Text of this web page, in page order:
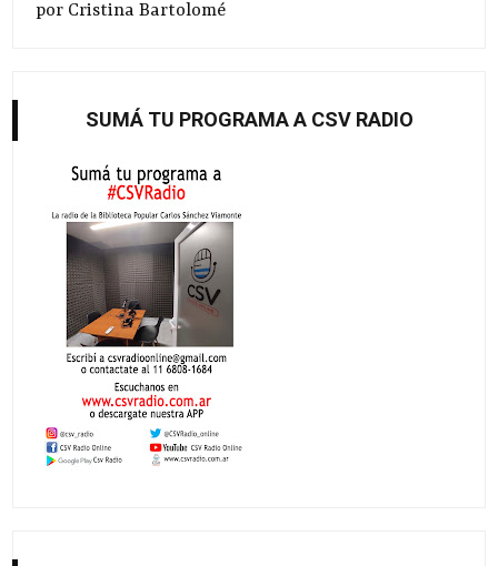
por Cristina Bartolomé
SUMÁ TU PROGRAMA A CSV RADIO